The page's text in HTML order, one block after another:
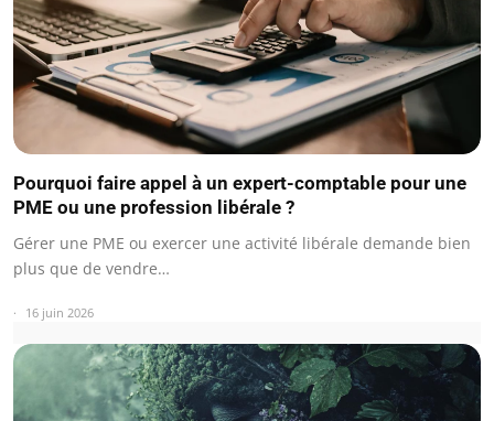
Pourquoi faire appel à un expert-comptable pour une
PME ou une profession libérale ?
Gérer une PME ou exercer une activité libérale demande bien
plus que de vendre…
16 juin 2026